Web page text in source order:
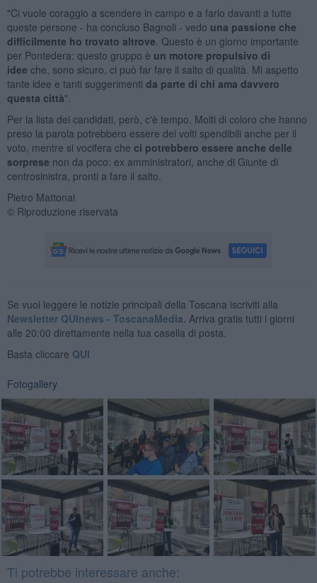
"Ci vuole coraggio a scendere in campo e a farlo davanti a tutte
queste persone - ha concluso Bagnoli - vedo una passione che
difficilmente ho trovato altrove. Questo è un giorno importante
per Pontedera: questo gruppo è un motore propulsivo di
idee che, sono sicuro, ci può far fare il salto di qualità. Mi aspetto
tante idee e tanti suggerimenti da parte di chi ama davvero
questa città".
Per la lista dei candidati, però, c'è tempo. Molti di coloro che hanno
preso la parola potrebbero essere dei volti spendibili anche per il
voto, mentre si vocifera che ci potrebbero essere anche delle
sorprese non da poco: ex amministratori, anche di Giunte di
centrosinistra, pronti a fare il salto.
Pietro Mattonai
© Riproduzione riservata
Se vuoi leggere le notizie principali della Toscana iscriviti alla
Newsletter QUInews - ToscanaMedia. Arriva gratis tutti i giorni
alle 20:00 direttamente nella tua casella di posta.
Basta cliccare QUI
Fotogallery
Ti potrebbe interessare anche: